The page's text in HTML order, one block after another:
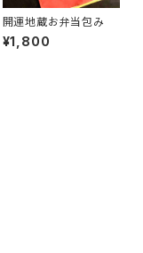
開運地蔵お弁当包み
¥1,800